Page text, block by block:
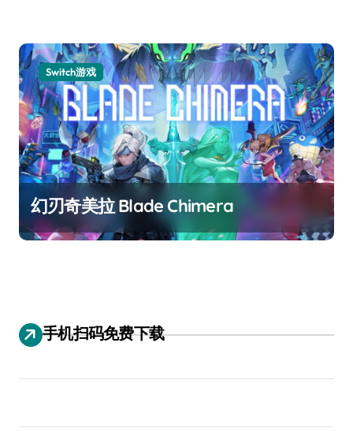
Switch游戏
幻刃奇美拉 Blade Chimera
手机扫码免费下载